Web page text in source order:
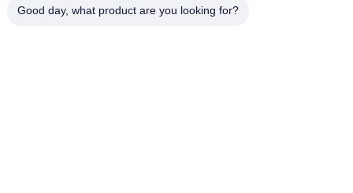
Good day, what product are you looking for?